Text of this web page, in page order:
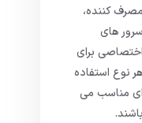
مصرف کننده،
سرور های
اختصاصی برای
هر نوع استفاده
ای مناسب می
باشند.